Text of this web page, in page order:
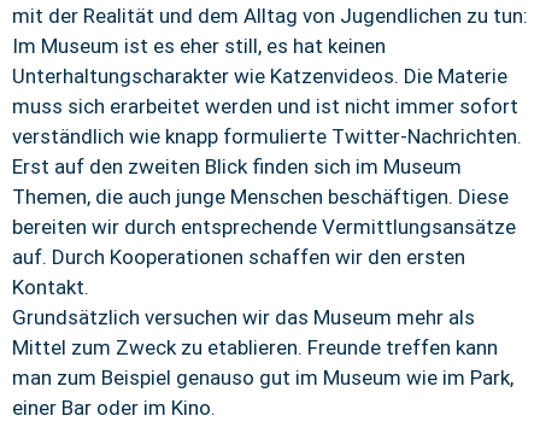
mit der Realität und dem Alltag von Jugendlichen zu tun:
Im Museum ist es eher still, es hat keinen
Unterhaltungscharakter wie Katzenvideos. Die Materie
muss sich erarbeitet werden und ist nicht immer sofort
verständlich wie knapp formulierte Twitter-Nachrichten.
Erst auf den zweiten Blick finden sich im Museum
Themen, die auch junge Menschen beschäftigen. Diese
bereiten wir durch entsprechende Vermittlungsansätze
auf. Durch Kooperationen schaffen wir den ersten
Kontakt.
Grundsätzlich versuchen wir das Museum mehr als
Mittel zum Zweck zu etablieren. Freunde treffen kann
man zum Beispiel genauso gut im Museum wie im Park,
einer Bar oder im Kino.